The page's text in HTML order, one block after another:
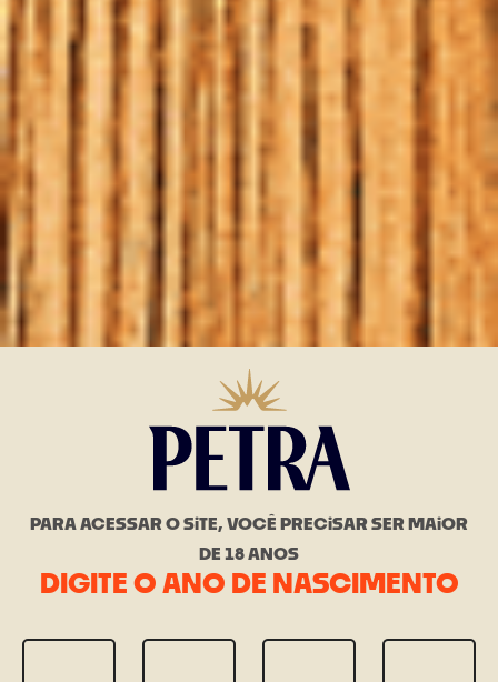
PARA ACESSAR O SiTE, VOCÊ PRECiSAR SER MAiOR
DE 18 ANOS
DIGITE O ANO DE NASCIMENTO